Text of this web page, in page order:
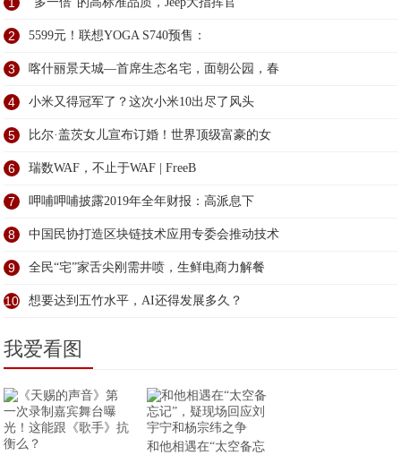
2 5599元！联想YOGA S740预售：
3 喀什丽景天城—首席生态名宅，面朝公园，春
4 小米又得冠军了？这次小米10出尽了风头
5 比尔·盖茨女儿宣布订婚！世界顶级富豪的女
6 瑞数WAF，不止于WAF | FreeB
7 呷哺呷哺披露2019年全年财报：高派息下
8 中国民协打造区块链技术应用专委会推动技术
9 全民“宅”家舌尖刚需井喷，生鲜电商力解餐
10 想要达到五竹水平，AI还得发展多久？
我爱看图
和他相遇在“太空备忘